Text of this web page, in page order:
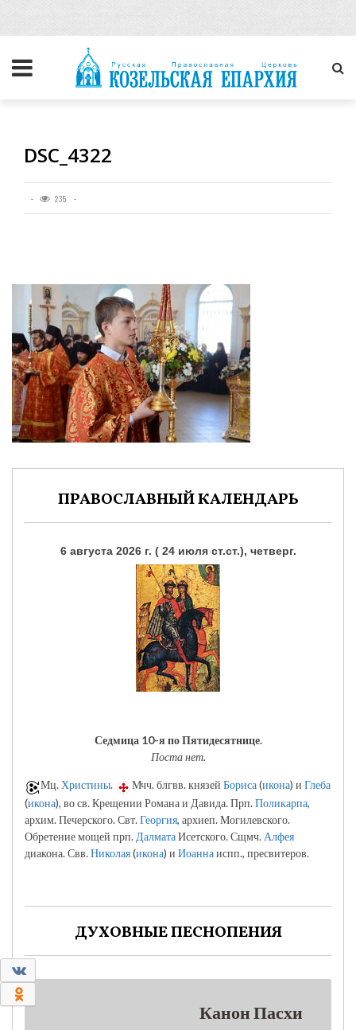
DSC_4322
235
ПРАВОСЛАВНЫЙ КАЛЕНДАРЬ
6 августа 2026 г. ( 24 июля ст.ст.), четверг.
Седмица 10-я по Пятидесятнице.
Поста нет.
Мц. Христины. Мчч. блгвв. князей Бориса(икона) и Глеба
(икона), во св. Крещении Романа и Давида. Прп.Поликарпа,
архим. Печерского. Свт.Георгия, архиеп. Могилевского.
Обретение мощей прп. ДалматаИсетского. Сщмч. Алфея
диакона. Свв.Николая(икона) и Иоаннаиспп., пресвитеров.
ДУХОВНЫЕ ПЕСНОПЕНИЯ
Канон Пасхи